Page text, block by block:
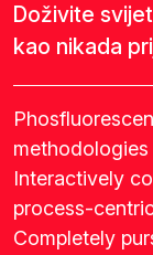
Doživite
kao nikada
Interactively
process-
Completely